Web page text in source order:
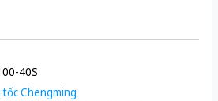
40S
Chengming